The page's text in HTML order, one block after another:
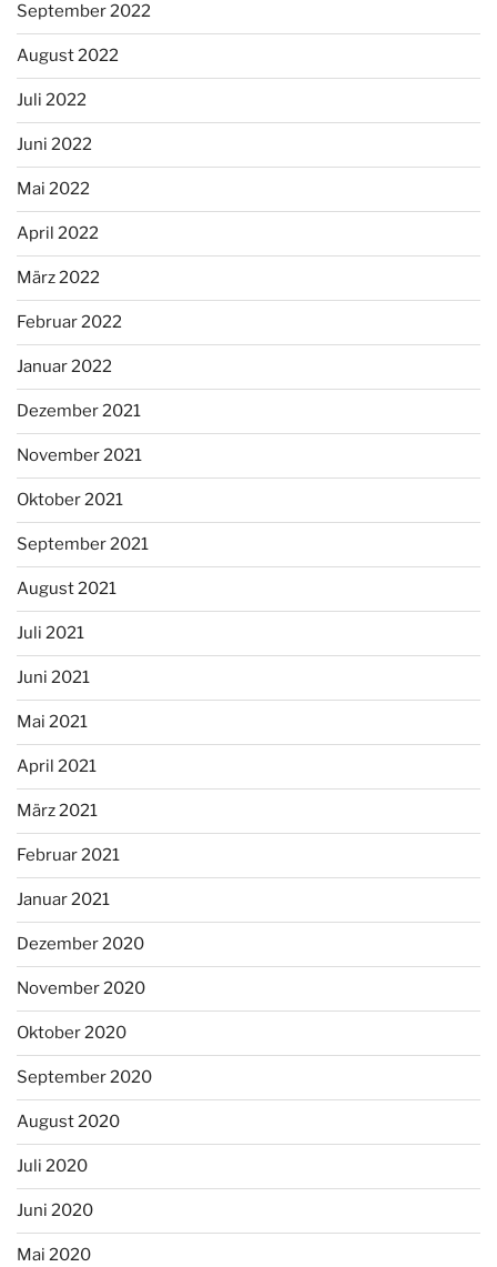
September 2022
August 2022
Juli 2022
Juni 2022
Mai 2022
April 2022
März 2022
Februar 2022
Januar 2022
Dezember 2021
November 2021
Oktober 2021
September 2021
August 2021
Juli 2021
Juni 2021
Mai 2021
April 2021
März 2021
Februar 2021
Januar 2021
Dezember 2020
November 2020
Oktober 2020
September 2020
August 2020
Juli 2020
Juni 2020
Mai 2020